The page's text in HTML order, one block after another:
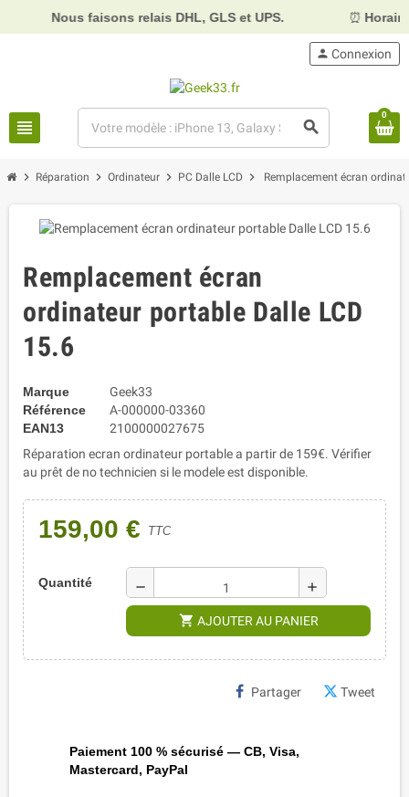
faisons relais DHL, GLS et UPS. Horaires :
view_headline search
person Connexion
0
chevron_right Réparation chevron_right Ordinateur chevron_right PC Dalle LCD chevron_right Remplacement écran
Remplacement écran
ordinateur portable Dalle LCD
15.6
Marque
Geek33
Référence
A-000000-03360
EAN13
2100000027675
Réparation ecran ordinateur portable a partir de 159€. Vérifier
au prêt de no technicien si le modele est disponible.
159,00 € TTC
Quantité remove add
shopping_cart AJOUTER AU PANIER
Partager Tweet
Paiement 100 % sécurisé — CB, Visa,
Mastercard, PayPal